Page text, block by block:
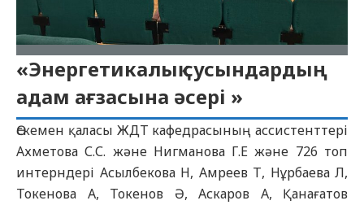
«Энергетикалық сусындардың
адам ағзасына әсері »
Өскемен қаласы ЖДТ кафедрасының ассистенттері
Ахметова С.С. және Нигманова Г.Е және 726 топ
интерндері Асылбекова Н, Амреев Т, Нұрбаева Л,
Токенова А, Токенов Ә, Аскаров А, Қанағатов